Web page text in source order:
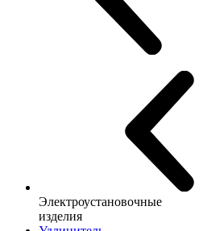
Электроустановочные
изделия